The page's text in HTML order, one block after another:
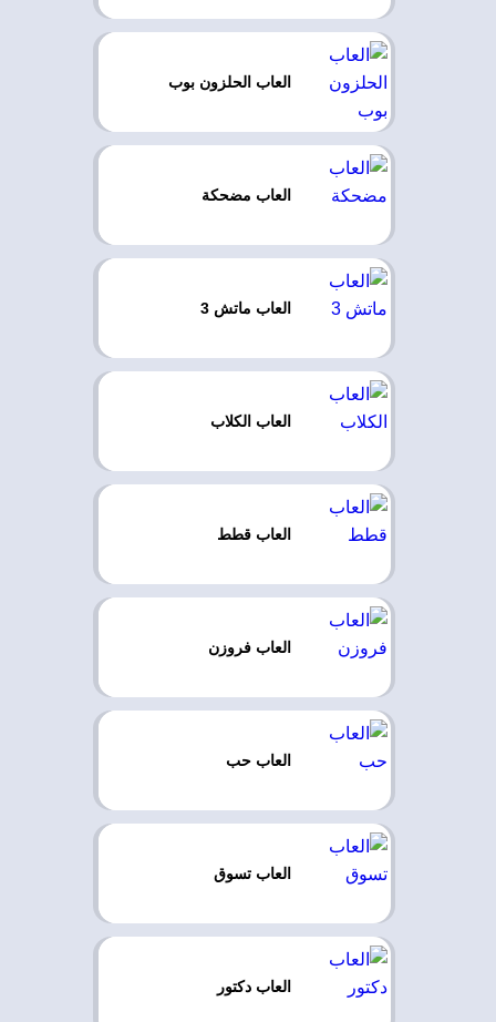
العاب الحلزون بوب
العاب مضحكة
العاب ماتش 3
العاب الكلاب
العاب قطط
العاب فروزن
العاب حب
العاب تسوق
العاب دكتور